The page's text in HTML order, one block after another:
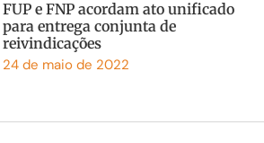
FUP e FNP acordam ato unificado
para entrega conjunta de
reivindicações
24 de maio de 2022